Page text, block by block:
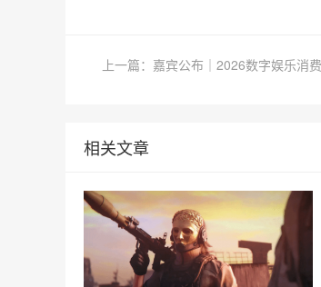
相关文章